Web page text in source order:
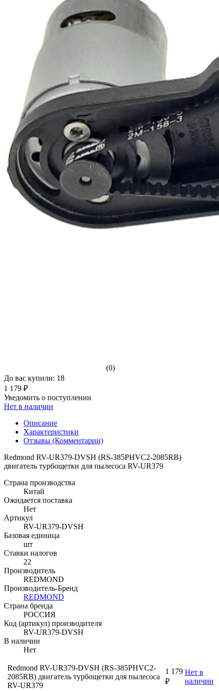
(0)
До вас купили: 18
1 179 ₽
Уведомить о поступлении
Нет в наличии
Описание
Характеристики
Отзывы (Комментарии)
Redmond RV-UR379-DVSH (RS-385PHVC2-2085RB)
двигатель турбощетки для пылесоса RV-UR379
Страна производства
Китай
Ожидается поставка
Нет
Артикул
RV-UR379-DVSH
Базовая единица
шт
Ставки налогов
22
Производитель
REDMOND
Производитель-Бренд
REDMOND
Страна бренда
РОССИЯ
Код (артикул) производителя
RV-UR379-DVSH
В наличии
Нет
Redmond RV-UR379-DVSH (RS-385PHVC2-
2085RB) двигатель турбощетки для пылесоса
RV-UR379
1 179
₽
Нет в
наличии